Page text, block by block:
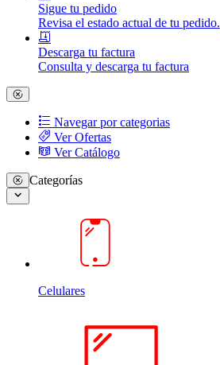
Sigue tu pedido
Revisa el estado actual de tu pedido.
Descarga tu factura
Consulta y descarga tu factura
Navegar por categorias
Ver Ofertas
Ver Catálogo
Categorías
Celulares